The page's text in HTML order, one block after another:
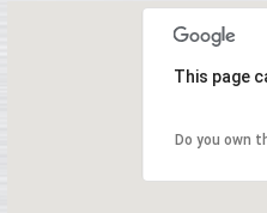
This page
Do you own